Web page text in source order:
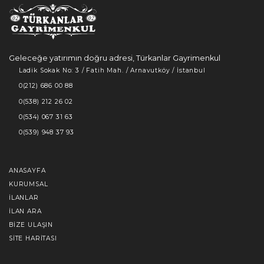
Geleceğe yatırımın doğru adresi, Türkanlar Gayrimenkul
Ladik Sokak No: 3 / Fatih Mah. / Arnavutköy / İstanbul
0(212) 686 00 88
0(538) 212 26 02
0(534) 067 31 63
0(539) 948 37 93
ANASAYFA
KURUMSAL
İLANLAR
İLAN ARA
BIZE ULAŞIN
SITE HARITASI